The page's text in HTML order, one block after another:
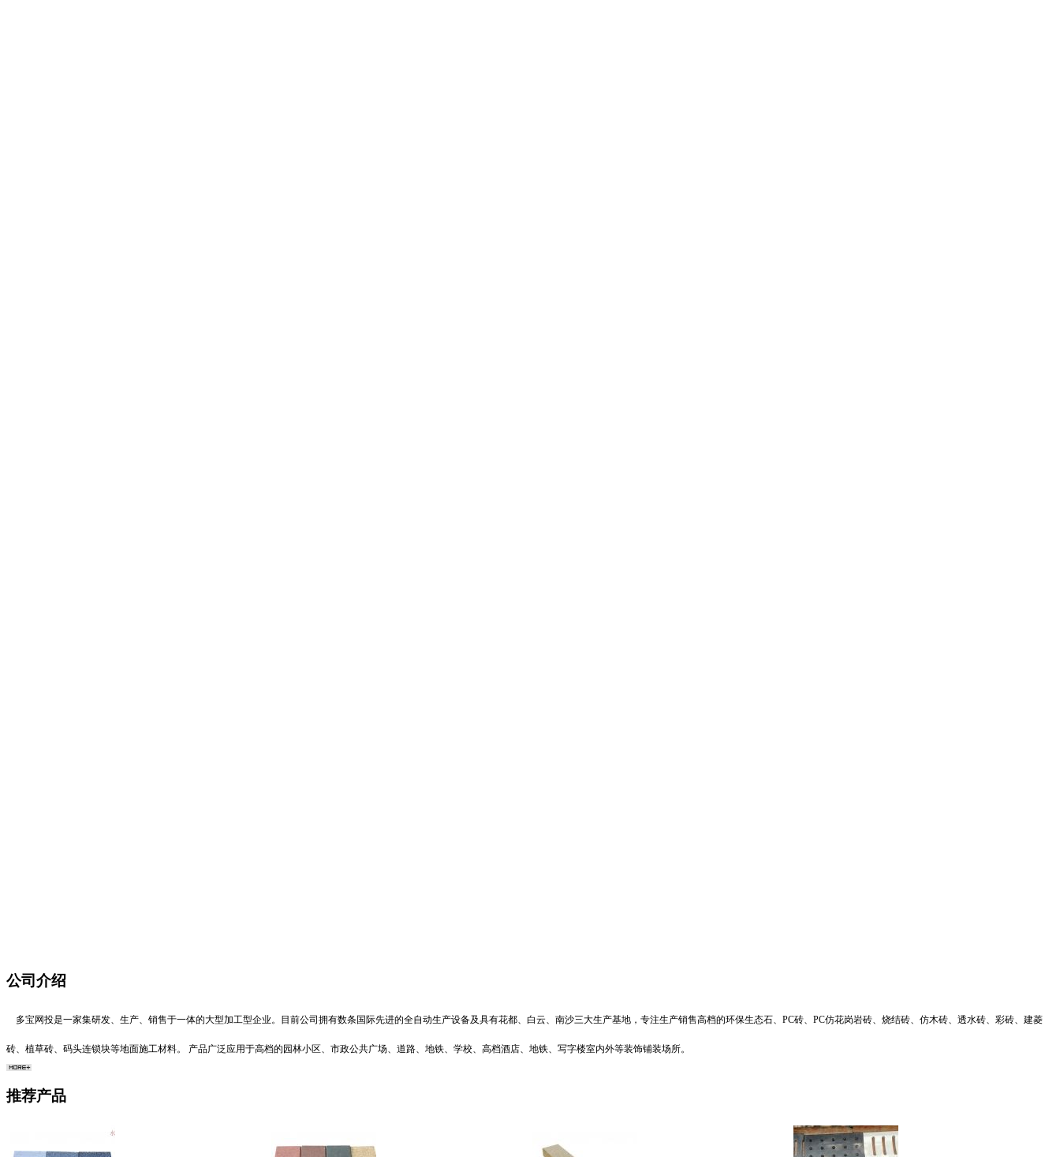
公司介绍
多宝网投是一家集研发、生产、销售于一体的大型加工型企业。目前公司拥有数条国际先进的全自动生产设备及具有花都、白云、南沙三大生产基地，专注生产销售高档的环保生态石、PC砖、PC仿花岗岩砖、烧结砖、仿木砖、透水砖、彩砖、建菱
砖、植草砖、码头连锁块等地面施工材料。 产品广泛应用于高档的园林小区、市政公共广场、道路、地铁、学校、高档酒店、地铁、写字楼室内外等装饰铺装场所。
推荐产品